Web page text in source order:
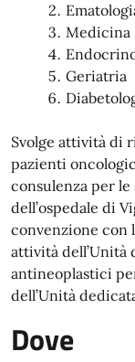
Medicina
Geriatria
Svolge attività di
pazienti
consulenza per le
dell’ospedale di
convenzione con
attività dell’Unità
antineoplastici
dell’Unità
Dove